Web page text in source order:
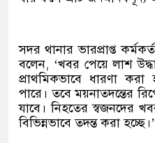
সদর থানার ভারপ্রাপ্ত
বলেন, ‘খবর পেয়ে লাশ
প্রাথমিকভাবে ধারণা
পারে। তবে ময়নাতদন্তের
যাবে। নিহতের স্বজনদের
বিভিন্নভাবে তদন্ত করা হচ্ছে।’